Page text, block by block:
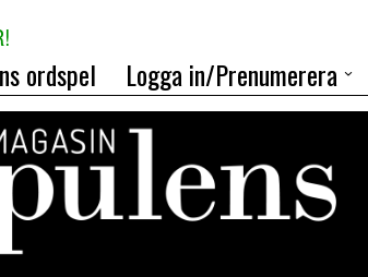
ordspel Logga in/Prenumerera